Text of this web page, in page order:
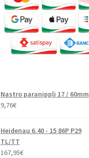
Nastro paranippli 17 / 60mm
9,76€
Heidenau 6.40 - 15 86P P29
TL/TT
167,95€